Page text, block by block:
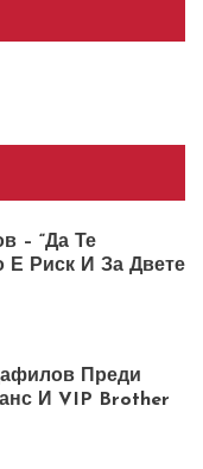
– “Да Те
Е Риск И За Двете
Преди
И VIP Brother